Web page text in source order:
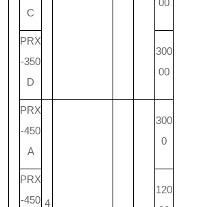
C
00
PRX
-350
D
300
00
PRX
-450
A
4
300
0
PRX
-450
120